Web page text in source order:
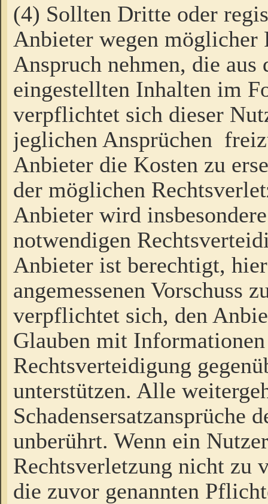
(4) Sollten Dritte oder
Anbieter wegen möglicher
Anspruch nehmen, die
eingestellten Inhalten im
verpflichtet sich dieser
jeglichen Ansprüchen
Anbieter die Kosten zu
der möglichen
Anbieter wird
notwendigen
Anbieter ist berechtigt,
angemessenen Vorschuss
verpflichtet sich, den
Glauben mit
Rechtsverteidigung
unterstützen. Alle
Schadensersatzansprüche
unberührt. Wenn ein
Rechtsverletzung nicht zu
die zuvor genannten